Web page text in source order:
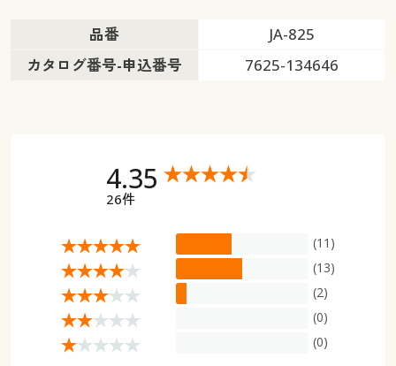
品番
JA-825
カタログ番号-申込番号
7625-134646
4.35
26件
(11)
(13)
(2)
(0)
(0)